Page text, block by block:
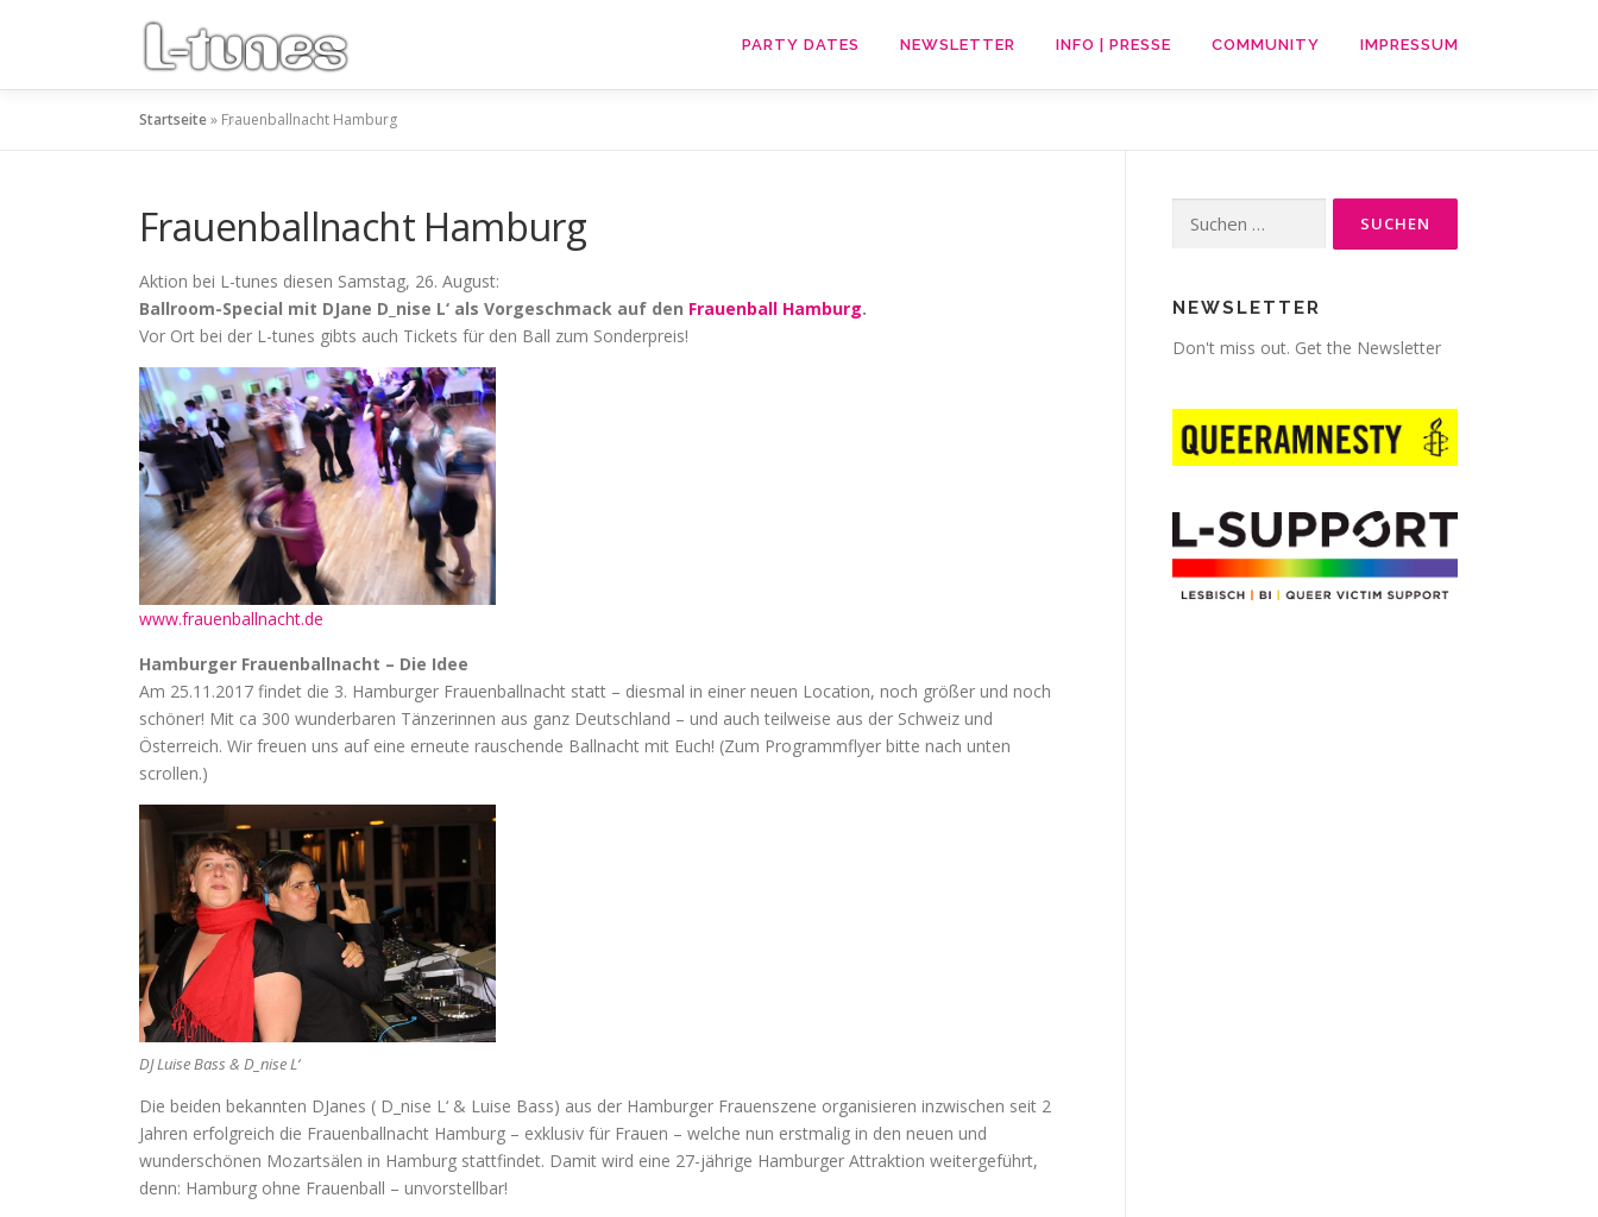
PARTY DATES NEWSLETTER INFO | PRESSE COMMUNITY IMPRESSUM
Startseite» Frauenballnacht Hamburg
Frauenballnacht Hamburg
Aktion bei L-tunes diesen Samstag, 26. August:
Ballroom-Special mit DJane D_nise L‘ als Vorgeschmack auf den Frauenball Hamburg.
Vor Ort bei der L-tunes gibts auch Tickets für den Ball zum Sonderpreis!
www.frauenballnacht.de
Hamburger Frauenballnacht – Die Idee
Am 25.11.2017 findet die 3. Hamburger Frauenballnacht statt – diesmal in einer neuen Location, noch größer und noch
schöner! Mit ca 300 wunderbaren Tänzerinnen aus ganz Deutschland – und auch teilweise aus der Schweiz und
Österreich. Wir freuen uns auf eine erneute rauschende Ballnacht mit Euch! (Zum Programmflyer bitte nach unten
scrollen.)
DJ Luise Bass & D_nise L‘
Die beiden bekannten DJanes ( D_nise L‘ & Luise Bass) aus der Hamburger Frauenszene organisieren inzwischen seit 2
Jahren erfolgreich die Frauenballnacht Hamburg – exklusiv für Frauen – welche nun erstmalig in den neuen und
wunderschönen Mozartsälen in Hamburg stattfindet. Damit wird eine 27-jährige Hamburger Attraktion weitergeführt,
denn: Hamburg ohne Frauenball – unvorstellbar!
nach:
NEWSLETTER
Don't miss out. Get the Newsletter